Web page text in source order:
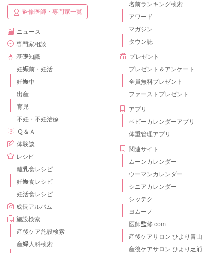
監修医師・専門家一覧
ニュース
専門家相談
基礎知識
妊娠前・妊活
妊娠中
出産
育児
不妊・不妊治療
Ｑ＆Ａ
体験談
レシピ
離乳食レシピ
妊娠食レシピ
妊活食レシピ
成長アルバム
施設検索
産後ケア施設検索
産婦人科検索
名前ランキング検索
アワード
マガジン
タウン誌
プレゼント
プレゼント＆アンケート
全員無料プレゼント
ファーストプレゼント
アプリ
ベビーカレンダーアプリ
体重管理アプリ
関連サイト
ムーンカレンダー
ウーマンカレンダー
シニアカレンダー
シッテク
ヨムーノ
医師監修.com
産後ケアサロン ひより青山
産後ケアサロン ひより芝浦